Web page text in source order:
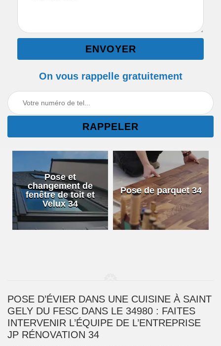
On vous rappelle gratuitement
Pose et
changement de
fenêtre de toit et
Velux 34
Pose de parquet 34
POSE D’ÉVIER DANS UNE CUISINE À SAINT
GELY DU FESC DANS LE 34980 : FAITES
INTERVENIR L’ÉQUIPE DE L’ENTREPRISE
JP RÉNOVATION 34